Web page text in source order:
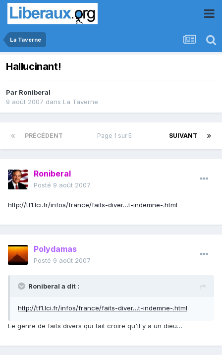
La Taverne
Hallucinant!
Par Roniberal
9 août 2007 dans La Taverne
PRÉCÉDENT SUIVANT
Page 1 sur 5
Roniberal
Posté 9 août 2007
http://tf1.lci.fr/infos/france/faits-diver…t-indemne-.html
Polydamas
Posté 9 août 2007
Roniberal a dit :
http://tf1.lci.fr/infos/france/faits-diver…t-indemne-.html
Le genre de faits divers qui fait croire qu'il y a un dieu…